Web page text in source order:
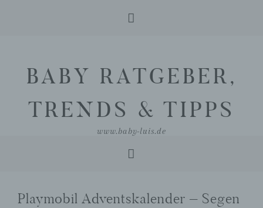
primary
primaryBABY RATGEBER,
TRENDS & TIPPS
www.baby-luis.de
Playmobil Adventskalender – Segen